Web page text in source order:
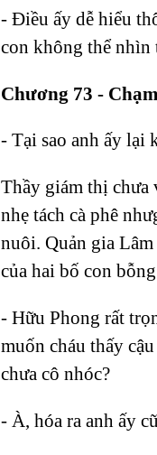
- Điều ấy dễ hiểu
con không thể nhìn
Chương 73 -
- Tại sao anh ấy lại
Thầy giám thị
nhẹ tách cà phê
nuôi. Quản gia
của hai bố con
- Hữu Phong rất
muốn cháu thấy
chưa cô nhóc?
- À, hóa ra anh ấy